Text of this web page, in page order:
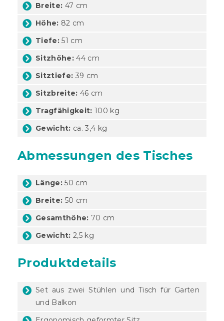
Breite: 47 cm
Höhe: 82 cm
Tiefe: 51 cm
Sitzhöhe: 44 cm
Sitztiefe: 39 cm
Sitzbreite: 46 cm
Tragfähigkeit: 100 kg
Gewicht: ca. 3,4 kg
Abmessungen des Tisches
Länge: 50 cm
Breite: 50 cm
Gesamthöhe: 70 cm
Gewicht: 2,5 kg
Produktdetails
Set aus zwei Stühlen und Tisch für Garten
und Balkon